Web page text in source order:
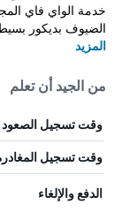
خدمة الواي فاي
الضيوف بديكور
المزيد
من الجيد أن تعلم
وقت تسجيل الصعود
وقت تسجيل
الدفع والإلغاء